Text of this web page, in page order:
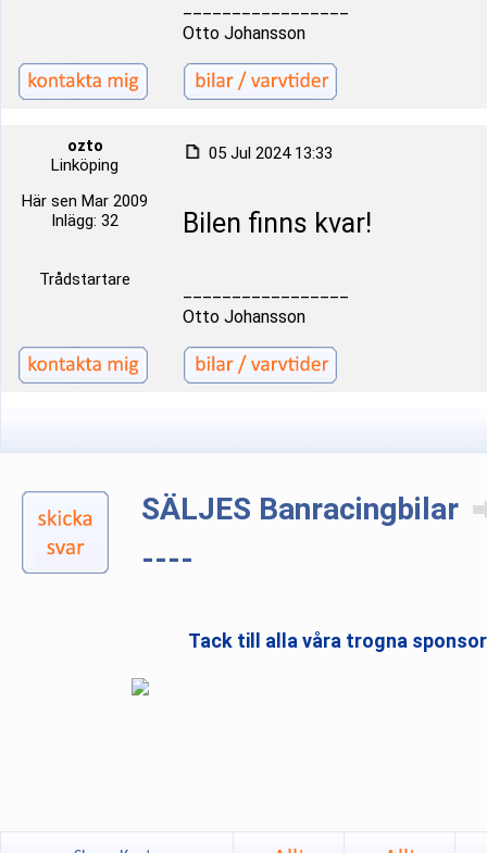
Otto Johansson
ozto
Linköping
Här sen Mar 2009
Inlägg: 32
Trådstartare
05 Jul 2024 13:33
Bilen finns kvar!
Otto Johansson
SÄLJES Banracingbilar
----
Tack till alla våra trogna